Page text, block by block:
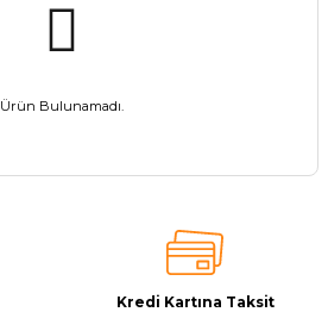
Ürün Bulunamadı.
Kredi Kartına Taksit